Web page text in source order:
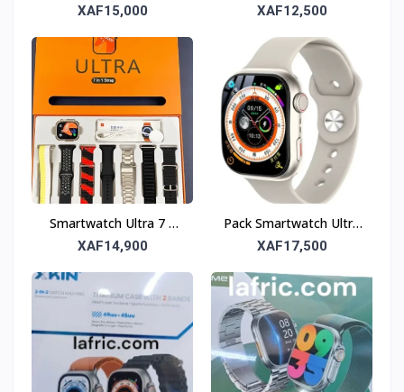
+ 1 Baladeur + 7
XAF15,000
Pro – L'Équilibre Parfait
Technologie
XAF12,500
Smartwatch Ultra 7 –
Montre Intelligente
XAF14,900
Pack Smartwatch Ultra
RB01 – Montre
Bracelets Inclus
XAF17,500